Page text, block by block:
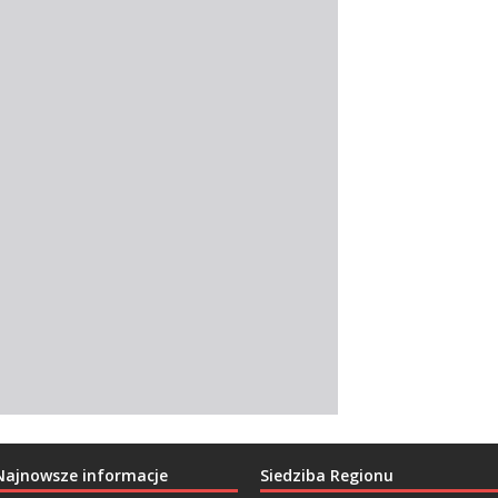
informacje Siedziba Regionu